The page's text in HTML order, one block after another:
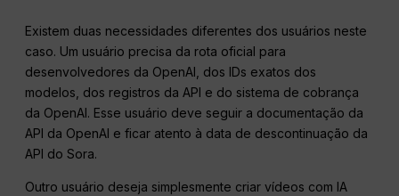
Existem duas necessidades diferentes dos usuários neste
caso. Um usuário precisa da rota oficial para
desenvolvedores da OpenAI, dos IDs exatos dos
modelos, dos registros da API e do sistema de cobrança
da OpenAI. Esse usuário deve seguir a documentação da
API da OpenAI e ficar atento à data de descontinuação da
API do Sora.
Outro usuário deseja simplesmente criar vídeos com IA